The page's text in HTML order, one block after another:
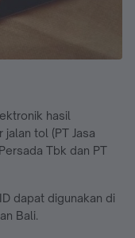
hasil
tol (PT Jasa
Tbk dan PT
dapat digunakan di
Bali.